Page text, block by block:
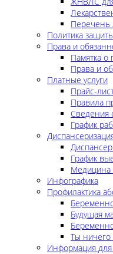
Перечень
Политика
Права и
Памятка о
Права и
Платные услуги
Прайс-
Правила
Сведения
График
График
Медицина
Инфографика
Профилактика
Будущая
Ты ничего
Информация